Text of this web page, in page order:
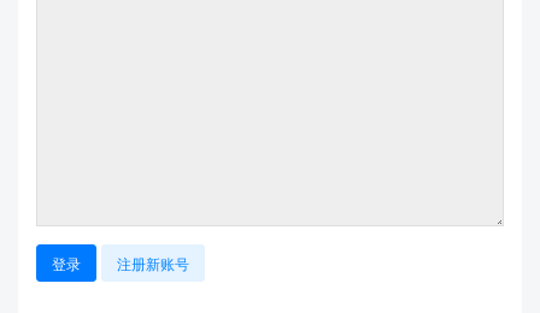
登录 注册新账号